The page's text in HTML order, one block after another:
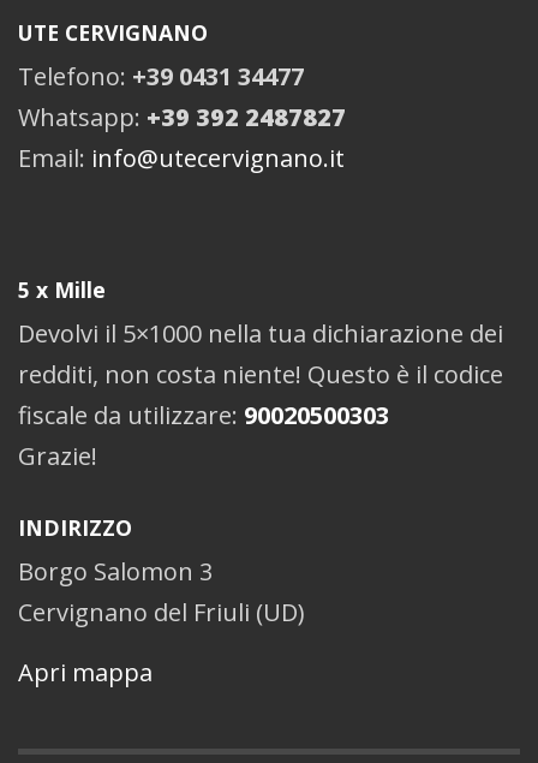
UTE CERVIGNANO
Telefono: +39 0431 34477
Whatsapp: +39 392 2487827
Email: info@utecervignano.it
5 x Mille
Devolvi il 5×1000 nella tua dichiarazione dei
redditi, non costa niente! Questo è il codice
fiscale da utilizzare: 90020500303
Grazie!
INDIRIZZO
Borgo Salomon 3
Cervignano del Friuli (UD)
Apri mappa